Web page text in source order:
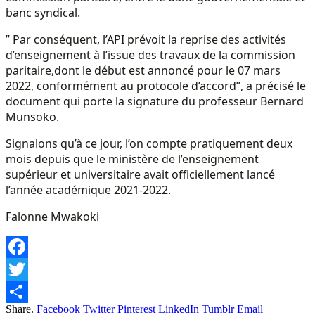
banc syndical.
” Par conséquent, l’API prévoit la reprise des activités
d’enseignement à l’issue des travaux de la commission
paritaire,dont le début est annoncé pour le 07 mars
2022, conformément au protocole d’accord”, a précisé le
document qui porte la signature du professeur Bernard
Munsoko.
Signalons qu’à ce jour, l’on compte pratiquement deux
mois depuis que le ministère de l’enseignement
supérieur et universitaire avait officiellement lancé
l’année académique 2021-2022.
Falonne Mwakoki
Facebook
Twitter
Share. Facebook Twitter Pinterest LinkedIn Tumblr Email